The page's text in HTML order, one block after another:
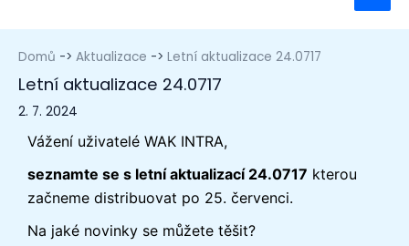
Domů Aktualizace Letní aktualizace 24.0717
Letní aktualizace 24.0717
2. 7. 2024
Vážení uživatelé WAK INTRA,
seznamte se s letní aktualizací 24.0717 kterou
začneme distribuovat po 25. červenci.
Na jaké novinky se můžete těšit?